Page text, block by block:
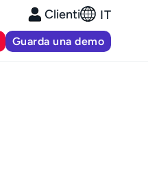
Clienti IT
Guarda una demo